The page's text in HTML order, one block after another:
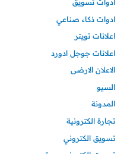
ادوات ذكاء صناعي
اعلانات تويتر
اعلانات جوجل ادورد
الاعلان الارضى
السيو
المدونة
تجارة الكترونية
تسويق الكتروني